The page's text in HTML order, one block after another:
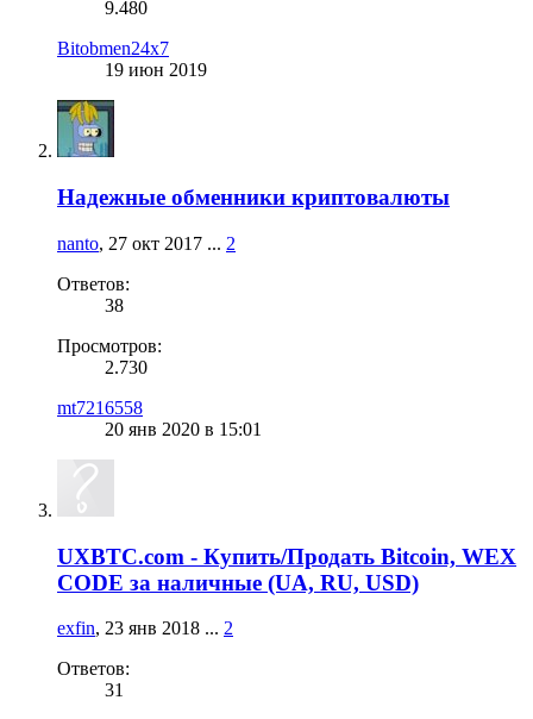
9.480
Bitobmen24x7
19 июн 2019
Надежные обменники криптовалюты
nanto, 27 окт 2017 ... 2
Ответов:
38
Просмотров:
2.730
mt7216558
20 янв 2020 в 15:01
UXBTC.com - Купить/Продать Bitcoin, WEX
CODE за наличные (UA, RU, USD)
exfin, 23 янв 2018 ... 2
Ответов:
31